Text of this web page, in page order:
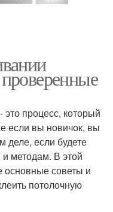
процесс, который
если вы новичок, вы
деле, если будете
методам. В этой
основные советы и
потолочную